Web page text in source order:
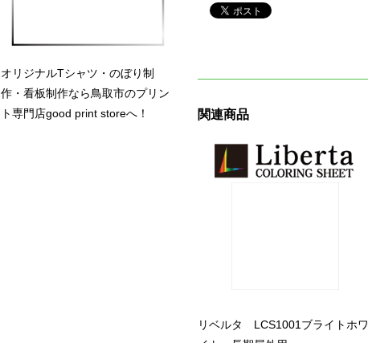
関連商品
リベルタ LCS1001ブライトホワ
オリジナルTシャツ・のぼり制
作・看板制作なら鳥取市のプリン
ト専門店good print storeへ！